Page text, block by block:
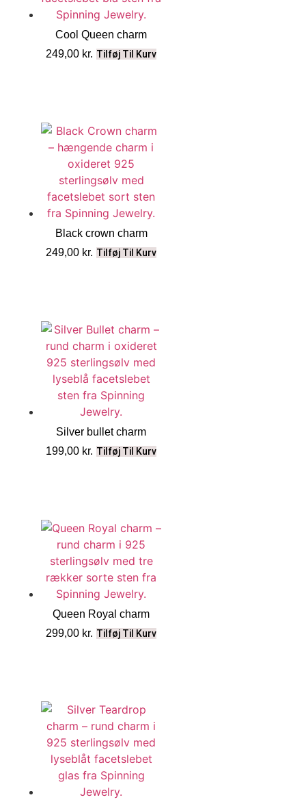
Cool Queen charm
249,00 kr. Tilføj Til Kurv
Black crown charm
249,00 kr. Tilføj Til Kurv
Silver bullet charm
199,00 kr. Tilføj Til Kurv
Queen Royal charm
299,00 kr. Tilføj Til Kurv